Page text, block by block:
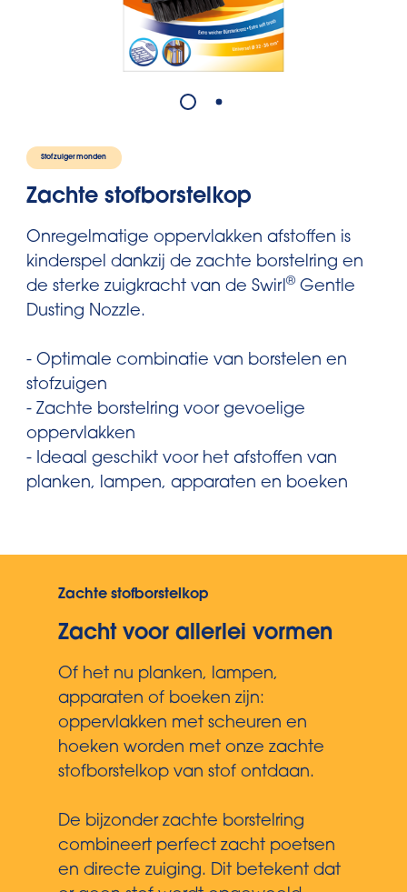
Stofzuigermonden
Zachte stofborstelkop
Onregelmatige oppervlakken afstoffen is
kinderspel dankzij de zachte borstelring en
de sterke zuigkracht van de Swirl® Gentle
Dusting Nozzle.
- Optimale combinatie van borstelen en
stofzuigen
- Zachte borstelring voor gevoelige
oppervlakken
- Ideaal geschikt voor het afstoffen van
planken, lampen, apparaten en boeken
Zachte stofborstelkop
Zacht voor allerlei vormen
Of het nu planken, lampen,
apparaten of boeken zijn:
oppervlakken met scheuren en
hoeken worden met onze zachte
stofborstelkop van stof ontdaan.
De bijzonder zachte borstelring
combineert perfect zacht poetsen
en directe zuiging. Dit betekent dat